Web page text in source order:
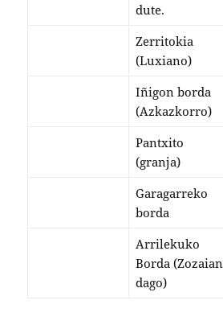
dute.
Zerritokia
(Luxiano)
Iñigon borda
(Azkazkorro)
Pantxito
(granja)
Garagarreko
borda
Arrilekuko
Borda (Zozaian
dago)